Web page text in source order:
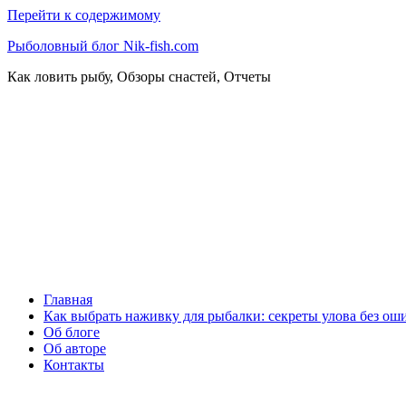
Перейти к содержимому
Рыболовный блог Nik-fish.com
Как ловить рыбу, Обзоры снастей, Отчеты
Главная
Как выбрать наживку для рыбалки: секреты улова без
Об блоге
Об авторе
Контакты